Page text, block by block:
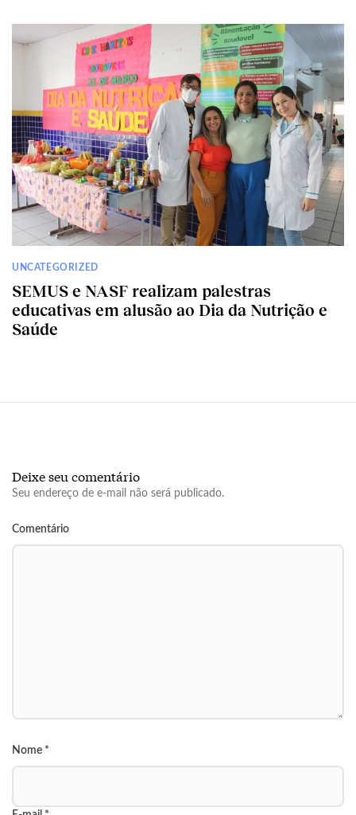
UNCATEGORIZED
SEMUS e NASF realizam palestras
educativas em alusão ao Dia da Nutrição e
Saúde
Deixe seu comentário
Seu endereço de e-mail não será publicado.
Comentário
Nome *